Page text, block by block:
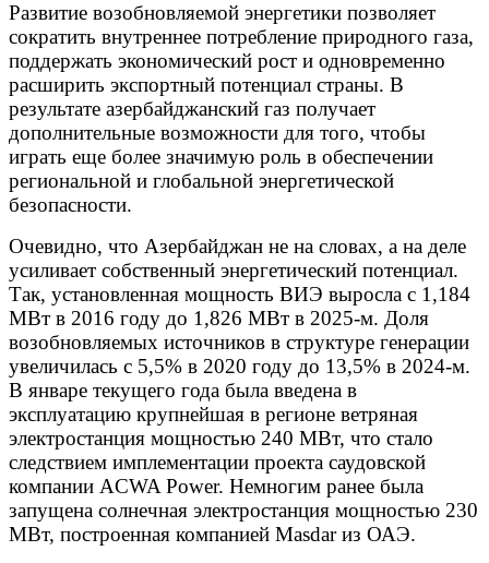
Развитие возобновляемой энергетики позволяет
сократить внутреннее потребление природного газа,
поддержать экономический рост и одновременно
расширить экспортный потенциал страны. В
результате азербайджанский газ получает
дополнительные возможности для того, чтобы
играть еще более значимую роль в обеспечении
региональной и глобальной энергетической
безопасности.
Очевидно, что Азербайджан не на словах, а на деле
усиливает собственный энергетический потенциал.
Так, установленная мощность ВИЭ выросла с 1,184
МВт в 2016 году до 1,826 МВт в 2025-м. Доля
возобновляемых источников в структуре генерации
увеличилась с 5,5% в 2020 году до 13,5% в 2024-м.
В январе текущего года была введена в
эксплуатацию крупнейшая в регионе ветряная
электростанция мощностью 240 МВт, что стало
следствием имплементации проекта саудовской
компании ACWA Power. Немногим ранее была
запущена солнечная электростанция мощностью 230
МВт, построенная компанией Masdar из ОАЭ.